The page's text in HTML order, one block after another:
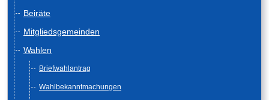
Beiräte
Mitgliedsgemeinden
Wahlen
Briefwahlantrag
Wahlbekanntmachungen